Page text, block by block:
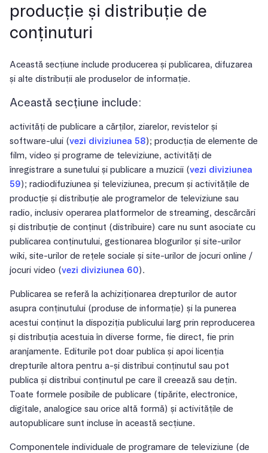
producție și distribuție de
conținuturi
Această secțiune include producerea și publicarea, difuzarea
și alte distribuții ale produselor de informație.
Această secțiune include:
activități de publicare a cărților, ziarelor, revistelor și
software-ului (vezi diviziunea 58); producția de elemente de
film, video și programe de televiziune, activități de
înregistrare a sunetului și publicare a muzicii (vezi diviziunea
59); radiodifuziunea și televiziunea, precum și activitățile de
producție și distribuție ale programelor de televiziune sau
radio, inclusiv operarea platformelor de streaming, descărcări
și distribuție de conținut (distribuire) care nu sunt asociate cu
publicarea conținutului, gestionarea blogurilor și site-urilor
wiki, site-urilor de rețele sociale și site-urilor de jocuri online /
jocuri video (vezi diviziunea 60).
Publicarea se referă la achiziționarea drepturilor de autor
asupra conținutului (produse de informație) și la punerea
acestui conținut la dispoziția publicului larg prin reproducerea
și distribuția acestuia în diverse forme, fie direct, fie prin
aranjamente. Editurile pot doar publica și apoi licenția
drepturile altora pentru a-și distribui conținutul sau pot
publica și distribui conținutul pe care îl creează sau dețin.
Toate formele posibile de publicare (tipărite, electronice,
digitale, analogice sau orice altă formă) și activitățile de
autopublicare sunt incluse în această secțiune.
Componentele individuale de programare de televiziune (de